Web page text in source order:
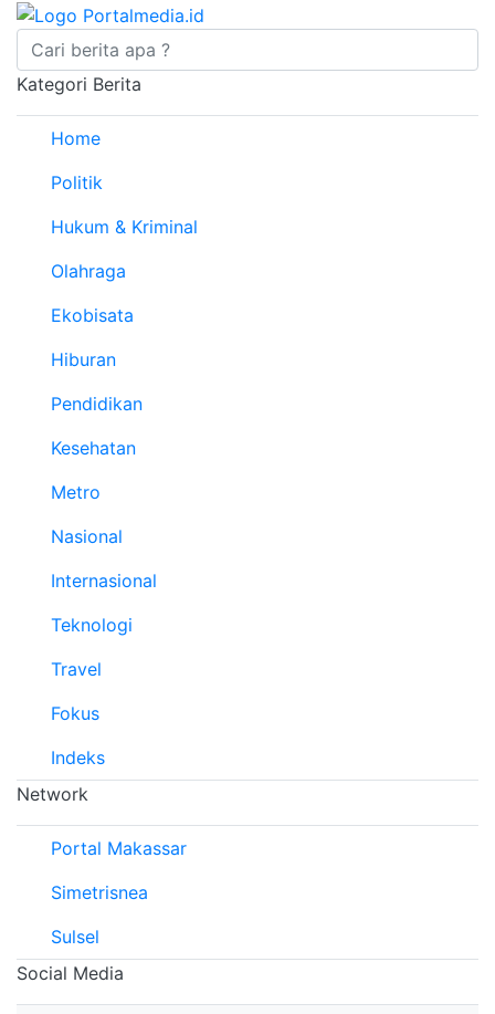
Kategori Berita
Home
Politik
Hukum & Kriminal
Olahraga
Ekobisata
Hiburan
Pendidikan
Kesehatan
Metro
Nasional
Internasional
Teknologi
Travel
Fokus
Indeks
Network
Portal Makassar
Simetrisnea
Sulsel
Social Media